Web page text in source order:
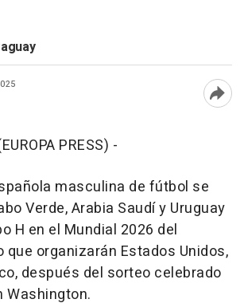
PRESS) -
masculina de fútbol se
Verde, Arabia Saudí y Uruguay
H en el Mundial 2026 del
que organizarán Estados Unidos,
después del sorteo celebrado
Washington.